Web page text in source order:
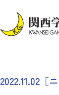
2022.11.02［